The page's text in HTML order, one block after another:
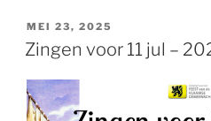
GEPLAATST
OP
MEI 23, 2025
Zingen voor 11 jul –